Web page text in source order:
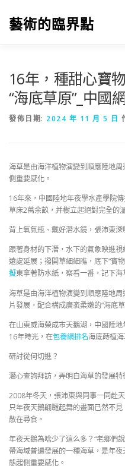
藝術的臨界點
16年，種甜心寶
“海底草原”_中國
發佈日期: 2024 年 11 月 5 日
海草是由海洋植物演變到順應陸地
側重要感化。
16年來，中國陸地年夜學水產學院
草床2萬余畝，并樹立起絕對完全的
背上氧氣瓶、戴好潛水鏡，張沛東深
跟著身材的下潛，水下的氣象映進
遠處延展；撥開草細細瞧，底下“寶
擬東拿著防水紙，察看一番，記下海
海草是由海洋植物演變到順應陸地
片發展，配合構成廣袤柔嫩的“海底草
在山東威海榮成市天鵝湖，中國陸
16年時光，在包養網排名海底蒔植
研討從何切進？
潛心查詢拜訪，弄明白海草的發展特
2008年冬天，張沛東與同事一同赴
只年夜天鵝翩躚起舞的畫面已然不
散在尋食。
年夜天鵝為啥少了這么多？“老鄉們
帶海域普遍發展的一種海草，是年
態起側重要感化。